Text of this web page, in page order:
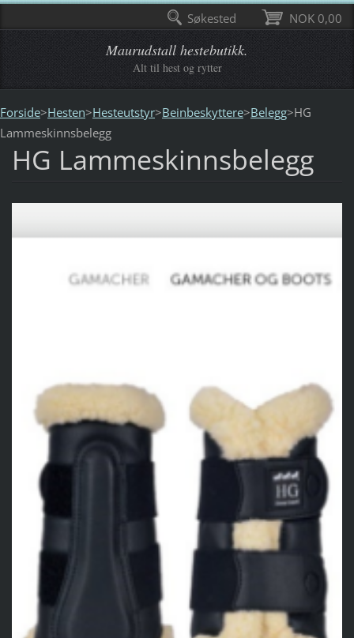
Maurudstall hestebutikk.
Alt til hest og rytter
Forside>Hesten>Hesteutstyr>Beinbeskyttere>Belegg>HG
Lammeskinnsbelegg
HG Lammeskinnsbelegg
NOK 0,00
Søkested